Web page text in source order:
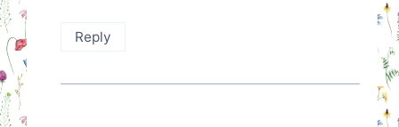
Reply